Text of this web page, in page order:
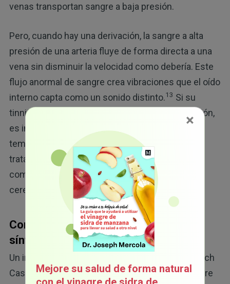
venas transportan sangre a baja presión.
Pero, cuando hay una derivación, la sangre a alta
presión de una arteria fluye de forma directa a una
vena sin disminuir la velocidad como debería. Este
flujo anormal de sangre crea vibraciones que el oído
interno capta como un sonido distinto.13 Si su
tinnitus pulsátil se debe a una lesión de derivación,
es importante identificar el problema de forma
temprana, ya que eso permitirá que reciba
tratamientos específicos que previenen
complicaciones más graves, como un derrame
cerebral o una hemorragia.14
Confunden el tinnitus pulsátil con un
síntoma psiquiátrico
Un informe que se publicó en Psychiatry Research
Case Reports proporcionó más información sobre
×
Mejore su salud de forma natural